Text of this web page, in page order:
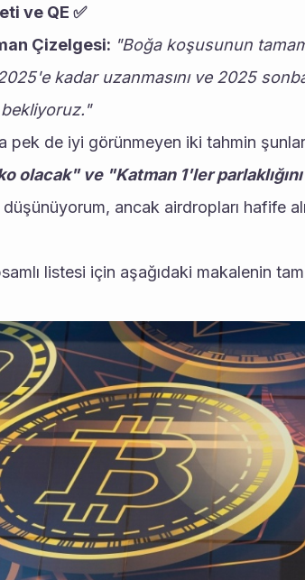
ve QE ✅
Çizelgesi: "Boğa koşusunun
kadar uzanmasını ve 2025
pek de iyi görünmeyen iki tahmin
olacak" ve "Katman 1'ler
ancak airdropları hafife
listesi için aşağıdaki makalenin